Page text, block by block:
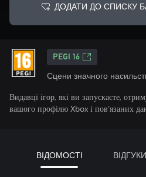
ДОДАТИ ДО СПИСКУ
PEGI 16
Сцени значного
Видавці ігор, які ви запускаєте,
вашого профілю Xbox і пов’язаних
ВІДОМОСТІ ВІДГУКИ